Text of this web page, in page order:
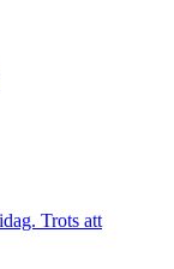
Trots att